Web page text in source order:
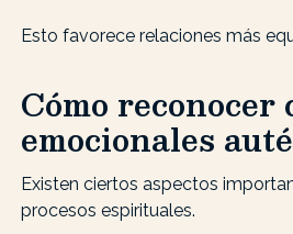
Esto favorece relaciones más
Cómo reconocer
emocionales
Existen ciertos aspectos
procesos espirituales.